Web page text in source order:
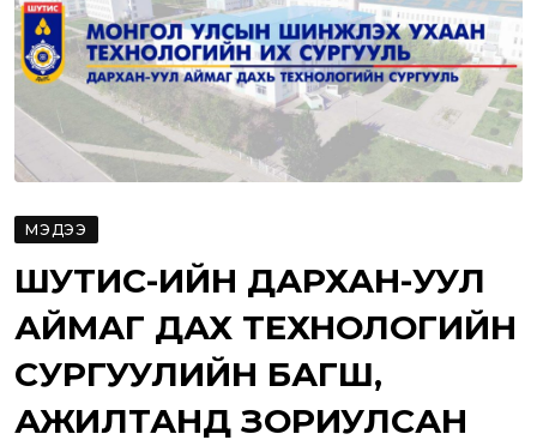
МЭДЭЭ
ШУТИС-ИЙН ДАРХАН-УУЛ
АЙМАГ ДАХ ТЕХНОЛОГИЙН
СУРГУУЛИЙН БАГШ,
АЖИЛТАНД ЗОРИУЛСАН